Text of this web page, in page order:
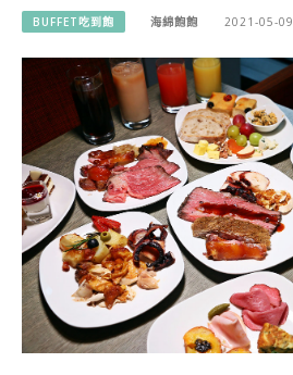
BUFFET吃到飽 海綿飽飽 2021-05-09